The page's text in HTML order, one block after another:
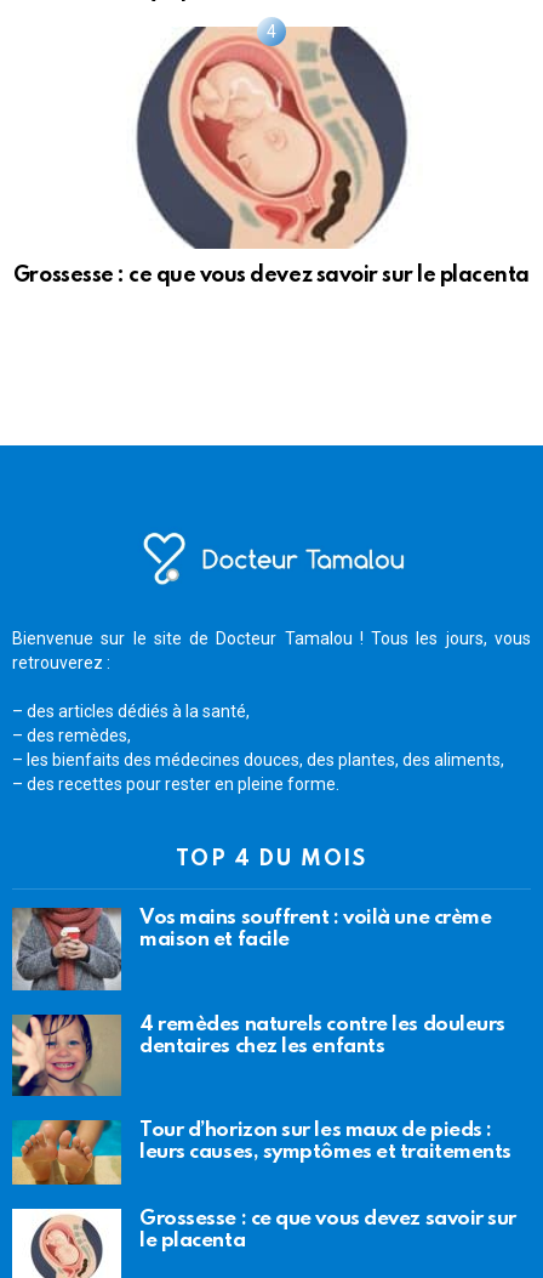
Grossesse : ce que vous devez savoir sur le placenta
Bienvenue sur le site de Docteur Tamalou ! Tous les jours, vous
retrouverez :
– des articles dédiés à la santé,
– des remèdes,
– les bienfaits des médecines douces, des plantes, des aliments,
– des recettes pour rester en pleine forme.
TOP 4 DU MOIS
Vos mains souffrent : voilà une crème
maison et facile
4 remèdes naturels contre les douleurs
dentaires chez les enfants
Tour d’horizon sur les maux de pieds :
leurs causes, symptômes et traitements
Grossesse : ce que vous devez savoir sur
le placenta